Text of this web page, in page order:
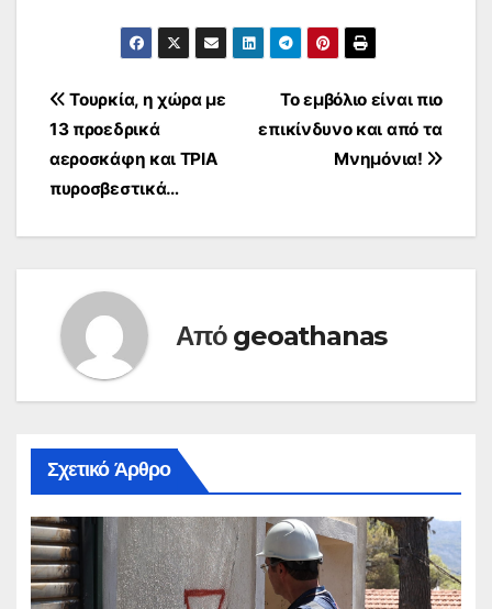
Πλοήγηση
άρθρων
Το εμβόλιο είναι πιο
επικίνδυνο και από τα
Μνημόνια!
Τουρκία, η χώρα με
13 προεδρικά
αεροσκάφη και ΤΡΙΑ
πυροσβεστικά…
Από geoathanas
Σχετικό Άρθρο